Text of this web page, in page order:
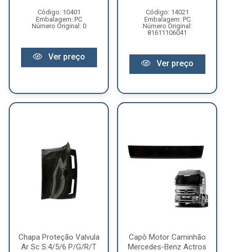
Código: 10401
Embalagem: PC
Número Original: 0
Ver preço
Código: 14021
Embalagem: PC
Número Original:
81611106041
Ver preço
Chapa Proteção Valvula
Ar Sc S.4/5/6 P/G/R/T
Capô Motor Caminhão
Mercedes-Benz Actros